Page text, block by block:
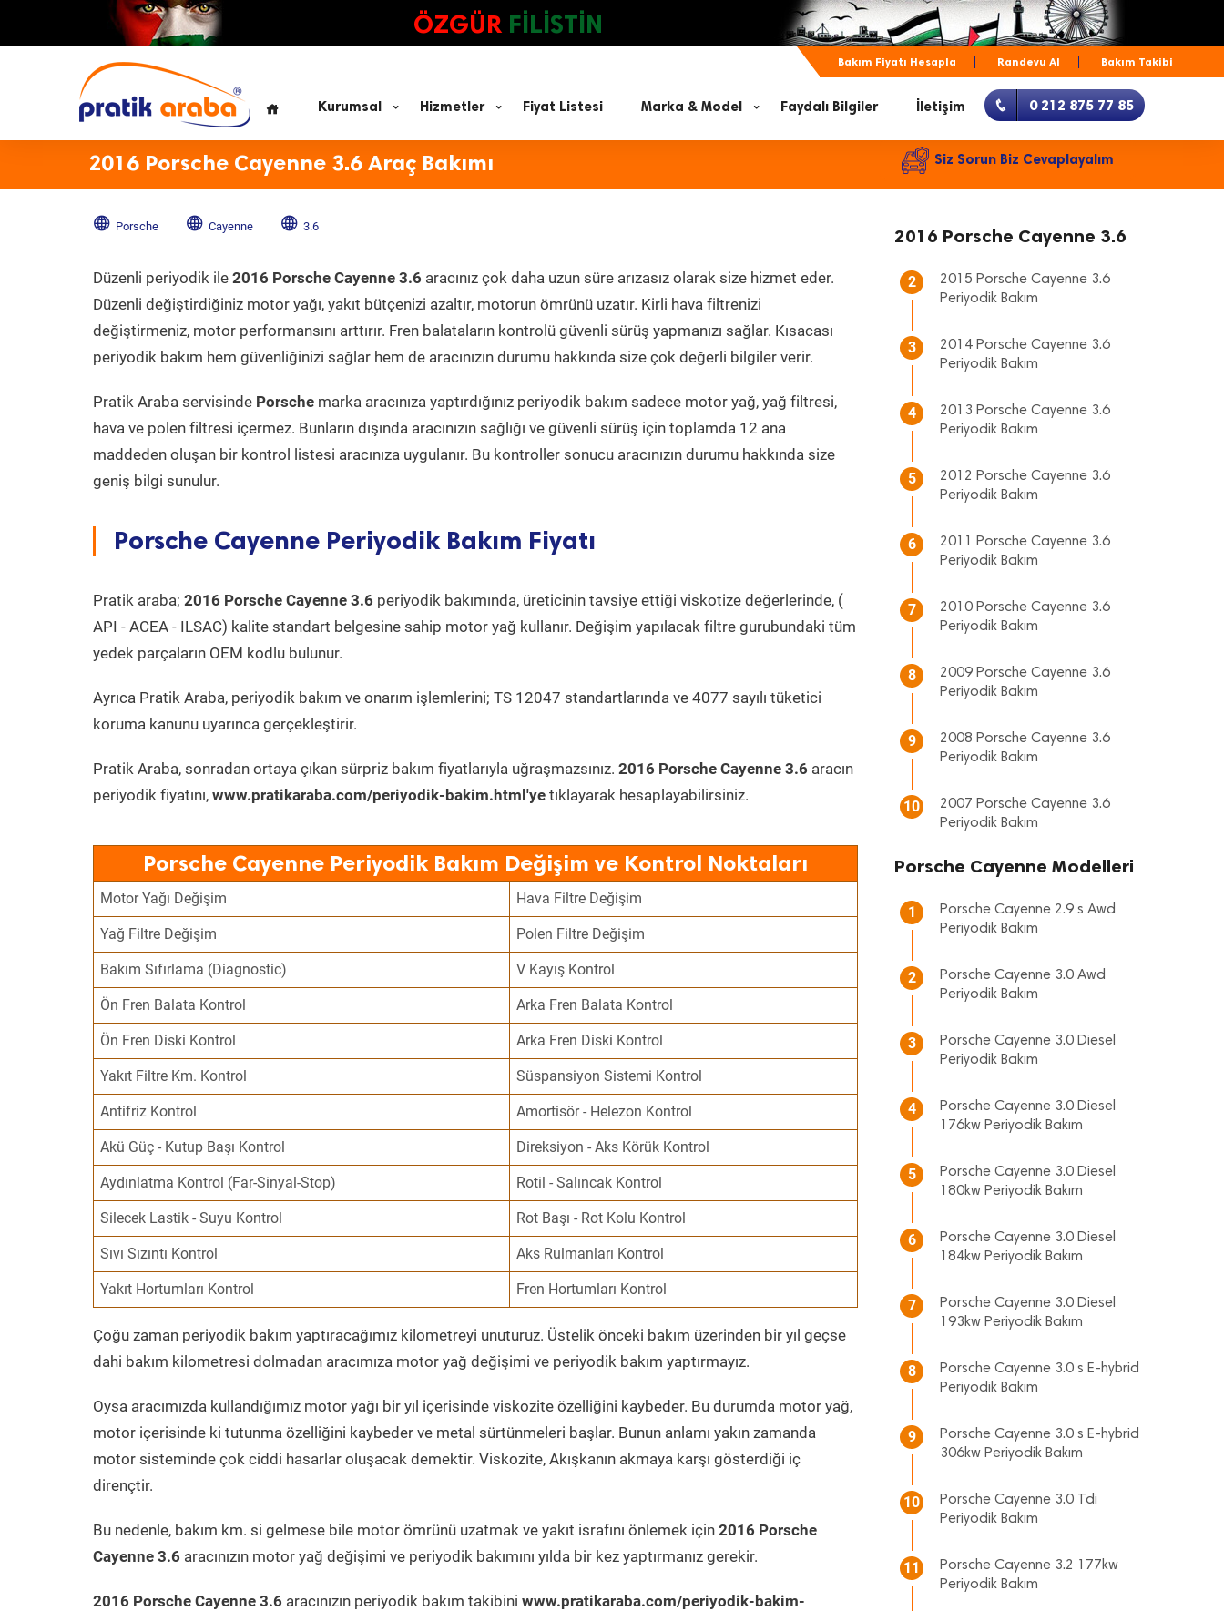
ÖZGÜR FİLİSTİN
Bakım Fiyatı Hesapla Randevu Al Bakım Takibi
Kurumsal Hizmetler Fiyat Listesi Marka & Model Faydalı Bilgiler İletişim 0 212 875 77 85
2016 Porsche Cayenne 3.6 Araç Bakımı Siz Sorun Biz Cevaplayalım
Porsche Cayenne 3.6
Düzenli periyodik ile 2016 Porsche Cayenne 3.6 aracınız çok daha uzun süre arızasız olarak size hizmet eder.
Düzenli değiştirdiğiniz motor yağı, yakıt bütçenizi azaltır, motorun ömrünü uzatır. Kirli hava filtrenizi
değiştirmeniz, motor performansını arttırır. Fren balataların kontrolü güvenli sürüş yapmanızı sağlar. Kısacası
periyodik bakım hem güvenliğinizi sağlar hem de aracınızın durumu hakkında size çok değerli bilgiler verir.
Pratik Araba servisinde Porsche marka aracınıza yaptırdığınız periyodik bakım sadece motor yağ, yağ filtresi,
hava ve polen filtresi içermez. Bunların dışında aracınızın sağlığı ve güvenli sürüş için toplamda 12 ana
maddeden oluşan bir kontrol listesi aracınıza uygulanır. Bu kontroller sonucu aracınızın durumu hakkında size
geniş bilgi sunulur.
Porsche Cayenne Periyodik Bakım Fiyatı
Pratik araba; 2016 Porsche Cayenne 3.6 periyodik bakımında, üreticinin tavsiye ettiği viskotize değerlerinde, (
API - ACEA - ILSAC) kalite standart belgesine sahip motor yağ kullanır. Değişim yapılacak filtre gurubundaki tüm
yedek parçaların OEM kodlu bulunur.
Ayrıca Pratik Araba, periyodik bakım ve onarım işlemlerini; TS 12047 standartlarında ve 4077 sayılı tüketici
koruma kanunu uyarınca gerçekleştirir.
Pratik Araba, sonradan ortaya çıkan sürpriz bakım fiyatlarıyla uğraşmazsınız. 2016 Porsche Cayenne 3.6 aracın
periyodik fiyatını, www.pratikaraba.com/periyodik-bakim.html'ye tıklayarak hesaplayabilirsiniz.
Porsche Cayenne Periyodik Bakım Değişim ve Kontrol Noktaları
Motor Yağı Değişim Hava Filtre Değişim
Yağ Filtre Değişim Polen Filtre Değişim
Bakım Sıfırlama (Diagnostic) V Kayış Kontrol
Ön Fren Balata Kontrol Arka Fren Balata Kontrol
Ön Fren Diski Kontrol Arka Fren Diski Kontrol
Yakıt Filtre Km. Kontrol Süspansiyon Sistemi Kontrol
Antifriz Kontrol Amortisör - Helezon Kontrol
Akü Güç - Kutup Başı Kontrol Direksiyon - Aks Körük Kontrol
Aydınlatma Kontrol (Far-Sinyal-Stop) Rotil - Salıncak Kontrol
Silecek Lastik - Suyu Kontrol Rot Başı - Rot Kolu Kontrol
Sıvı Sızıntı Kontrol Aks Rulmanları Kontrol
Yakıt Hortumları Kontrol Fren Hortumları Kontrol
Çoğu zaman periyodik bakım yaptıracağımız kilometreyi unuturuz. Üstelik önceki bakım üzerinden bir yıl geçse
dahi bakım kilometresi dolmadan aracımıza motor yağ değişimi ve periyodik bakım yaptırmayız.
Oysa aracımızda kullandığımız motor yağı bir yıl içerisinde viskozite özelliğini kaybeder. Bu durumda motor yağ,
motor içerisinde ki tutunma özelliğini kaybeder ve metal sürtünmeleri başlar. Bunun anlamı yakın zamanda
motor sisteminde çok ciddi hasarlar oluşacak demektir. Viskozite, Akışkanın akmaya karşı gösterdiği iç
dirençtir.
Bu nedenle, bakım km. si gelmese bile motor ömrünü uzatmak ve yakıt israfını önlemek için 2016 Porsche
Cayenne 3.6 aracınızın motor yağ değişimi ve periyodik bakımını yılda bir kez yaptırmanız gerekir.
2016 Porsche Cayenne 3.6 aracınızın periyodik bakım takibini www.pratikaraba.com/periyodik-bakim-
2016 Porsche Cayenne 3.6
2
2015 Porsche Cayenne 3.6
Periyodik Bakım
3
2014 Porsche Cayenne 3.6
Periyodik Bakım
4
2013 Porsche Cayenne 3.6
Periyodik Bakım
5
2012 Porsche Cayenne 3.6
Periyodik Bakım
6
2011 Porsche Cayenne 3.6
Periyodik Bakım
7
2010 Porsche Cayenne 3.6
Periyodik Bakım
8
2009 Porsche Cayenne 3.6
Periyodik Bakım
9
2008 Porsche Cayenne 3.6
Periyodik Bakım
10
2007 Porsche Cayenne 3.6
Periyodik Bakım
Porsche Cayenne Modelleri
1
Porsche Cayenne 2.9 s Awd
Periyodik Bakım
2
Porsche Cayenne 3.0 Awd
Periyodik Bakım
3
Porsche Cayenne 3.0 Diesel
Periyodik Bakım
4
Porsche Cayenne 3.0 Diesel
176kw Periyodik Bakım
5
Porsche Cayenne 3.0 Diesel
180kw Periyodik Bakım
6
Porsche Cayenne 3.0 Diesel
184kw Periyodik Bakım
7
Porsche Cayenne 3.0 Diesel
193kw Periyodik Bakım
8
Porsche Cayenne 3.0 s E-hybrid
Periyodik Bakım
9
Porsche Cayenne 3.0 s E-hybrid
306kw Periyodik Bakım
10
Porsche Cayenne 3.0 Tdi
Periyodik Bakım
11
Porsche Cayenne 3.2 177kw
Periyodik Bakım